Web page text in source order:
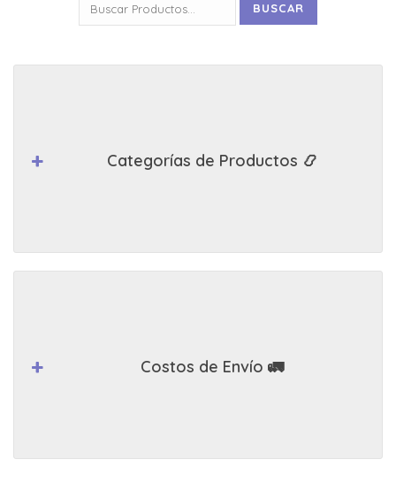
por:
BUSCAR
Categorías de Productos 📿
Costos de Envío 🚛